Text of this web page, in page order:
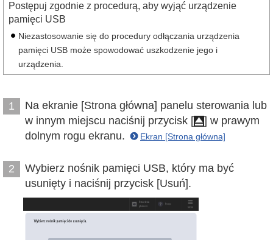
Postępuj zgodnie z procedurą, aby wyjąć urządzenie
pamięci USB
Niezastosowanie się do procedury odłączania urządzenia
pamięci USB może spowodować uszkodzenie jego i
urządzenia.
1
Na ekranie [Strona główna] panelu sterowania lub
w innym miejscu naciśnij przycisk [
] w prawym
dolnym rogu ekranu.
Ekran [Strona główna]
2
Wybierz nośnik pamięci USB, który ma być
usunięty i naciśnij przycisk [Usuń].